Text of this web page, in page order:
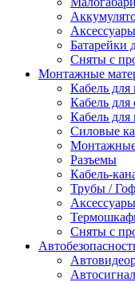
Аксессуары
Батарейки
Сняты с
Монтажные
Кабель
Кабель
Кабель
Силовые
Разъемы
Кабель-
Трубы /
Аксессуары
Сняты с